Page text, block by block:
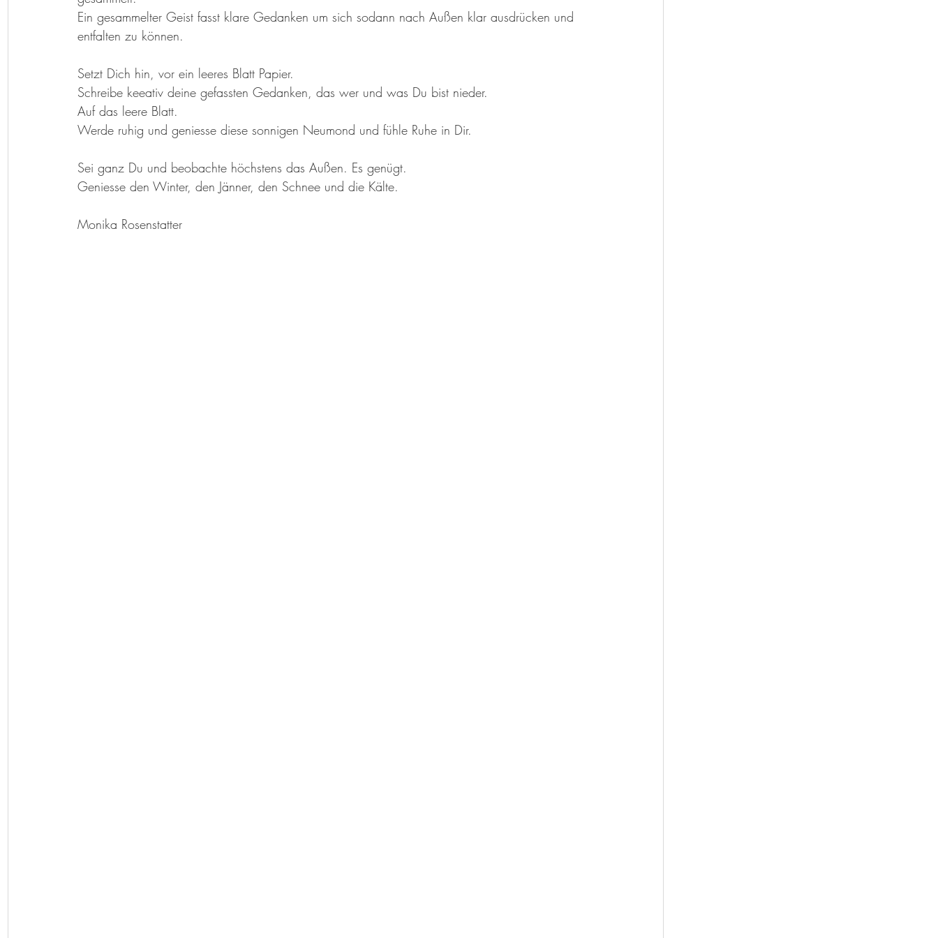
Herzenslieder Bastelideen Kunst-Hand-Werk Rat der 13 Großmütter Adventkalender 2021 Hildegard von Bingen
Geschichtenkiste Gedichte, Sprüche und Zitate
Ein gesammelter Geist fasst klare Gedanken um sich sodann nach Außen klar ausdrücken und
entfalten zu können.
Setzt Dich hin, vor ein leeres Blatt Papier.
Schreibe keeativ deine gefassten Gedanken, das wer und was Du bist nieder.
Auf das leere Blatt.
Werde ruhig und geniesse diese sonnigen Neumond und fühle Ruhe in Dir.
Sei ganz Du und beobachte höchstens das Außen. Es genügt.
Geniesse den Winter, den Jänner, den Schnee und die Kälte.
Monika Rosenstatter